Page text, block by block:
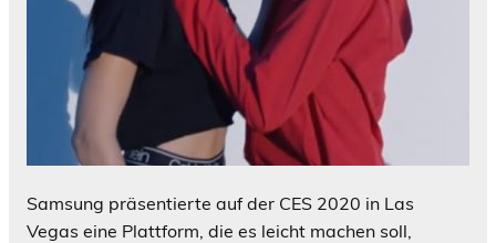
Samsung präsentierte auf der CES 2020 in Las
Vegas eine Plattform, die es leicht machen soll,